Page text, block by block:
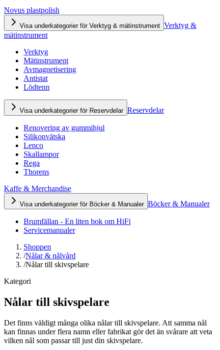
Novus plastpolish
Visa underkategorier för Verktyg & mätinstrument Verktyg &
mätinstrument
Verktyg
Mätinstrument
Avmagnetisering
Antistat
Lödtenn
Visa underkategorier för Reservdelar Reservdelar
Renovering av gummihjul
Silikonvätska
Lenco
Skallampor
Rega
Thorens
Kaffe & Merchandise
Visa underkategorier för Böcker & Manualer Böcker & Manualer
Brumfällan - En liten bok om HiFi
Servicemanualer
Shoppen
/Nålar & nålvård
/Nålar till skivspelare
Kategori
Nålar till skivspelare
Det finns väldigt många olika nålar till skivspelare. Att samma nål
kan finnas under flera namn eller fabrikat gör det än svårare att veta
vilken nål som passar till just din skivspelare.